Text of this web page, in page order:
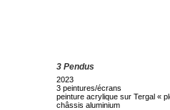
3 Pendus
2023
3 peintures/écrans
peinture acrylique sur Tergal «
châssis aluminium